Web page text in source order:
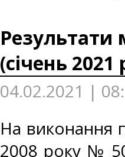
Результати
(січень 2021
04.02.2021 |
На виконання
2008 року №